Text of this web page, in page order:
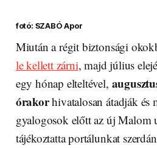
fotó: SZABÓ Apor
Miután a régit biztonsági
le kellett zárni, majd július
egy hónap elteltével,
órakorhivatalosan átadják és
gyalogosok előtt az új Malom
tájékoztatta portálunkat